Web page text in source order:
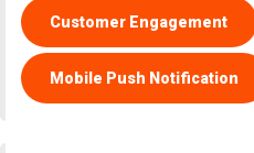
Customer Engagement
Mobile Push Notification